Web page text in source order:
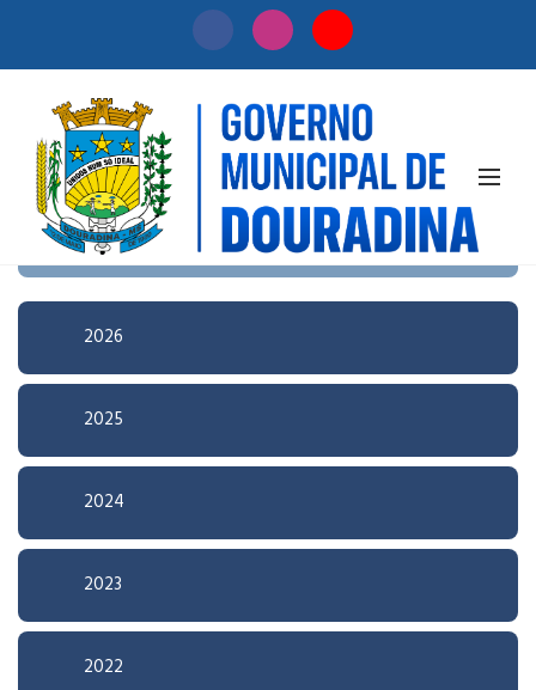
Início / Licitação
Pesquisa Avançada
2026
2025
2024
2023
2022